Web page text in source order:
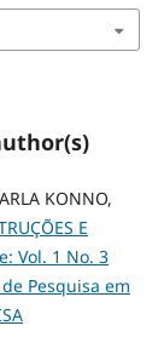
KONNO,
E
Vol. 1 No. 3
Pesquisa em